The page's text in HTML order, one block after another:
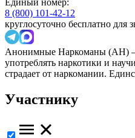
8 (800) 101-42-12
круглосуточно бесплатно для
Анонимные Наркоманы (АН) —
употреблять наркотики и
страдает от наркомании.
Участнику